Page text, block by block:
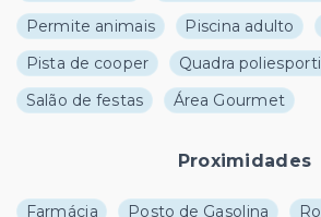
Permite animais
Piscina adulto
Pista de cooper
Quadra
Salão de festas
Área Gourmet
Proximidades
Farmácia Posto de Gasolina